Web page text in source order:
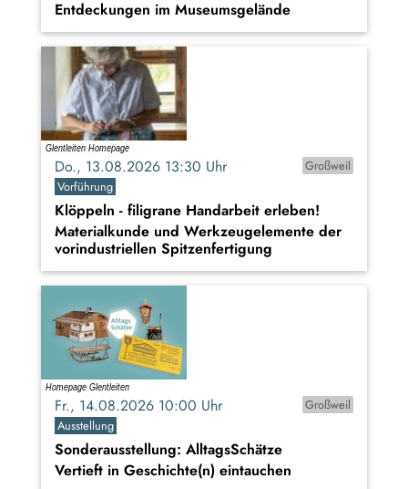
Entdeckungen im Museumsgelände
Do., 13.08.2026 13:30 Uhr
Großweil
Vorführung
Klöppeln - filigrane Handarbeit erleben!
Materialkunde und Werkzeugelemente der
vorindustriellen Spitzenfertigung
Fr., 14.08.2026 10:00 Uhr
Großweil
Ausstellung
Sonderausstellung: AlltagsSchätze
Vertieft in Geschichte(n) eintauchen